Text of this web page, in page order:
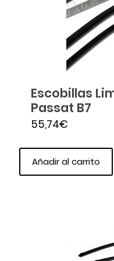
Escobillas
Passat B7
55,74€
Añadir al carrito